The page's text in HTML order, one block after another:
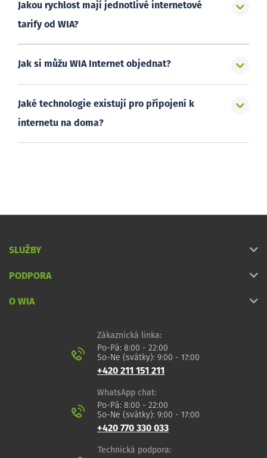
Jakou rychlost mají jednotlivé internetové
tarify od WIA?
Jak si můžu WIA Internet objednat?
Jaké technologie existují pro připojení k
internetu na doma?
SLUŽBY
PODPORA
O WIA
Zákaznická linka:
Po-Pá: 8:00 - 22:00
So-Ne (svátky): 9:00 - 17:00
+420 211 151 211
WhatsApp chat:
Po-Pá: 8:00 - 22:00
So-Ne (svátky): 9:00 - 17:00
+420 770 330 033
Technická podpora: